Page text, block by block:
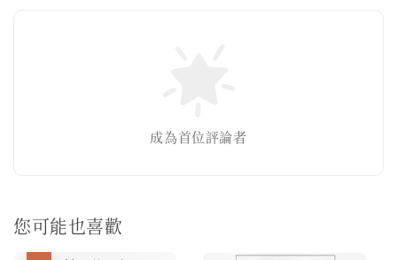
成為首位評論者
您可能也喜歡